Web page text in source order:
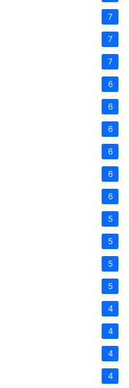
7
7
7
6
6
6
6
6
6
5
5
5
5
4
4
4
4